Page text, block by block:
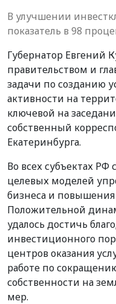
В улучшении
показатель в 98
Губернатор Евгений
правительством и
задачи по созданию
активности на
ключевой на
собственный
Екатеринбурга.
Во всех субъектах РФ
целевых моделей
бизнеса и повышения
Положительной
удалось достичь
инвестиционного
центров оказания
работе по
собственности на
мер.